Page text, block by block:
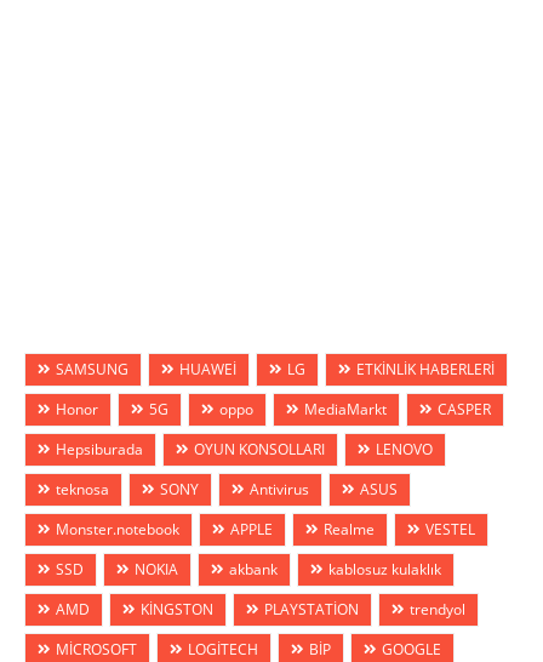
SAMSUNG HUAWEİ LG
ETKİNLİK HABERLERİ
Honor
5G oppo MediaMarkt
CASPER
Hepsiburada
OYUN KONSOLLARI
LENOVO
teknosa
SONY Antivirus
ASUS
Monster.notebook
APPLE Realme
VESTEL
SSD
NOKIA akbank
kablosuz kulaklık
AMD
KİNGSTON PLAYSTATİON
trendyol
MİCROSOFT
LOGİTECH BİP
GOOGLE